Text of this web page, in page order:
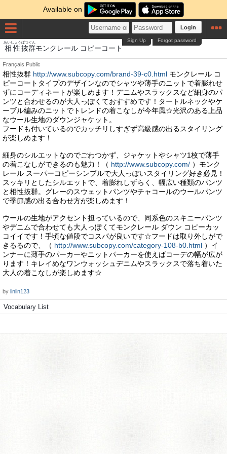
Available on
Login
Forgot password
Sign Up
相性
あいしょう
抜群
ばつぐん
モンクレール コピーコート
Français Public
相性抜群 http://www.subcopy.com/brand-39-c0.html モンクレール コ
ピーコートタイプのデザインなのでシャツや薄手のニットで着膨れせ
ずにコーディネートが楽しめます！デニムやスラックスなど細身のパ
ンツと合わせるのが大人っぽくておすすめです！タートルネックやケ
ーブル編みのニットでトレンドの着こなしが今年風☆光沢のある上品
なウール生地のダウンジャケット。
フードも付いているのでカッチリしすぎず高級感の出るスタイリング
が楽しめます！
細身のシルエットなのでごわつかず、ジャケットやシャツ1枚で薄手
の着こなしができるのも魅力！（ http://www.subcopy.com/ ）モンク
レール スーパーコピーシンプルで大人っぽいスタイリング好き必見！
スッキリとしたシルエットで、着膨れしずらく、幅広い種類のパンツ
と相性抜群。グレーのスウェットパンツやチャコールのウールパンツ
で季節感の出る合わせ方が楽しめます！
ウールの生地がアクセント担っているので、同系色のスキニーパンツ
やデニムで合わせても大人っぽくてモンクレール ダウン コピーカッ
コイイです！手頃な値段でコスパが良いです☆フードは取り外しがで
きるるので、（ http://www.subcopy.com/category-108-b0.html ）イ
ンナーに薄手のパーカーやニットパーカーを使えばコーデの幅が広が
ります！キレイめなワンウォッシュデニムやスラックスで落ち着いた
大人の着こなしが楽しめます☆
by linlin123
Vocabulary List